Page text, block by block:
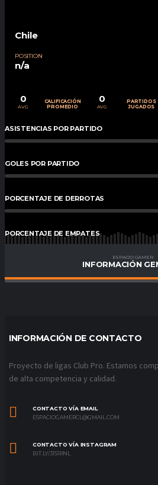
Chile
POSITION
n/a
0
AVG
CALIFICACIÓN
PROMEDIO
0
AVG
PARTIDOS
JUGADOS
ASISTENCIAS POR PARTIDO
GOLES POR PARTIDO
PORCENTAJE DE DERROTAS
PORCENTAJE DE EMPATES
PORCENTAJE DE VICTORIAS
ESPACIO GAMER
INFORMACIÓN
INFORMACIÓN DE CONTACTO
Proyecto de ligas Club Pro. Estamos
de alta competencia y calidad.
CONTACTO VÍA EMAIL
ESPACIOGAMERCL@GMAIL.COM
CONTACTO VÍA INSTAGRAM
BIT.LY/31S1RNL